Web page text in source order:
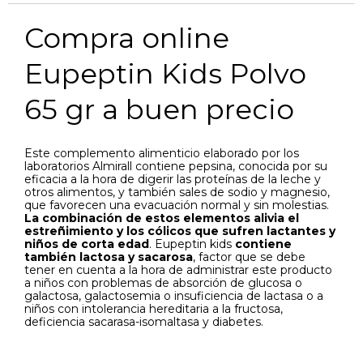
Compra online
Eupeptin Kids Polvo
65 gr a buen precio
Este complemento alimenticio elaborado por los
laboratorios Almirall contiene pepsina, conocida por su
eficacia a la hora de digerir las proteínas de la leche y
otros alimentos, y también sales de sodio y magnesio,
que favorecen una evacuación normal y sin molestias.
La combinación de estos elementos alivia el
estreñimiento y los cólicos que sufren lactantes y
niños de corta edad. Eupeptin kids contiene
también lactosa y sacarosa, factor que se debe
tener en cuenta a la hora de administrar este producto
a niños con problemas de absorción de glucosa o
galactosa, galactosemia o insuficiencia de lactasa o a
niños con intolerancia hereditaria a la fructosa,
deficiencia sacarasa-isomaltasa y diabetes.